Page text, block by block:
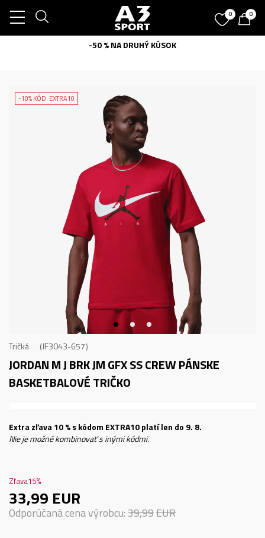
0 0
-50 % NA DRUHÝ KÚSOK
-10% KÓD: EXTRA10
Tričká IF3043-657
JORDAN M J BRK JM GFX SS CREWPÁNSKE
BASKETBALOVÉ TRIČKO
Extra zľava 10 % s kódom EXTRA10 platí len do 9. 8.
Nie je možné kombinovať s inými kódmi.
Zľava15%
33,99 EUR
Odporúčaná cena výrobcu:39,99EUR